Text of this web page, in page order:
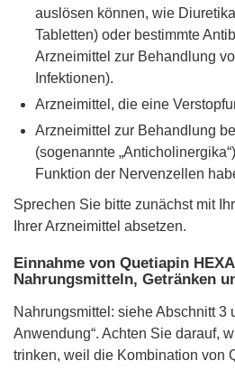
auslösen können, wie
Tabletten) oder bestimmte
Arzneimittel zur Behandlung
Infektionen).
Arzneimittel, die eine
Arzneimittel zur Behandlung
(sogenannte
Funktion der Nervenzellen
Sprechen Sie bitte zunächst mit
Ihrer Arzneimittel absetzen.
Einnahme von Quetiapin
Nahrungsmitteln, Getränken
Nahrungsmittel: siehe Abschnitt 3
Anwendung“. Achten Sie darauf,
trinken, weil die Kombination von